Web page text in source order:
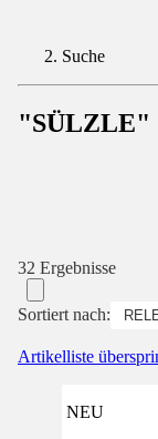
Suche
"SÜLZLE"
32 Ergebnisse
Sortiert nach:
Artikelliste
NEU